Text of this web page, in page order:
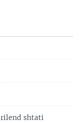
shtati